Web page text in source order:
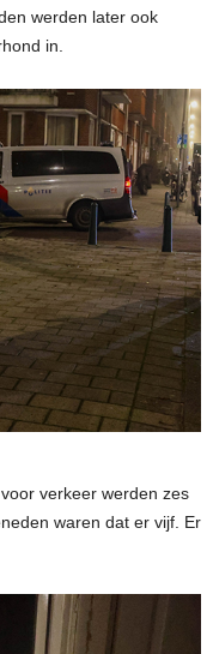
werden later ook
in.
verkeer werden zes
waren dat er vijf. Er